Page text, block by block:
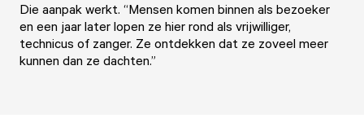
Die aanpak werkt. “Mensen komen binnen als bezoeker
en een jaar later lopen ze hier rond als vrijwilliger,
technicus of zanger. Ze ontdekken dat ze zoveel meer
kunnen dan ze dachten.”